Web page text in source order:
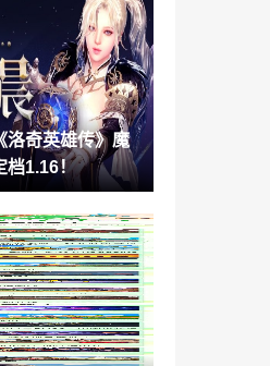
仔大冒险》添加新服
发布定档预告 大年
》悟饭角色预告公开
雄联盟》是2022年
目
迹2》宣布登陆Steam
洛奇英雄传》魔
档1.16！